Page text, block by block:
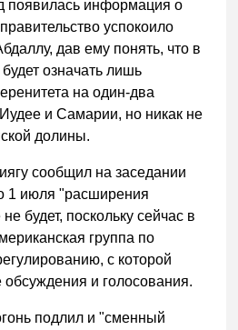
появилась информация о
успокоило
дав ему понять, что в
означать лишь
на один-два
и Самарии, но никак не
долины.
сообщил на заседании
1 июля "расширения
будет, поскольку сейчас в
группа по
с которой
и голосования.
подлил и "сменный